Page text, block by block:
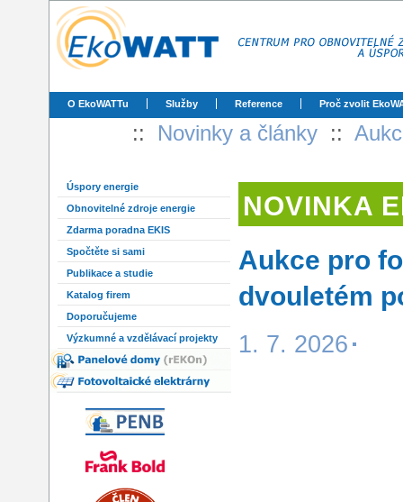
O EkoWATTu Služby Reference Proč zvolit
:: Novinky a články ::
Úspory energie
Obnovitelné zdroje energie
Zdarma poradna EKIS
Spočtěte si sami
Publikace a studie
Katalog firem
Doporučujeme
Výzkumné a vzdělávací projekty
NOVINKA
Aukce pro
dvouletém
1. 7. 2026